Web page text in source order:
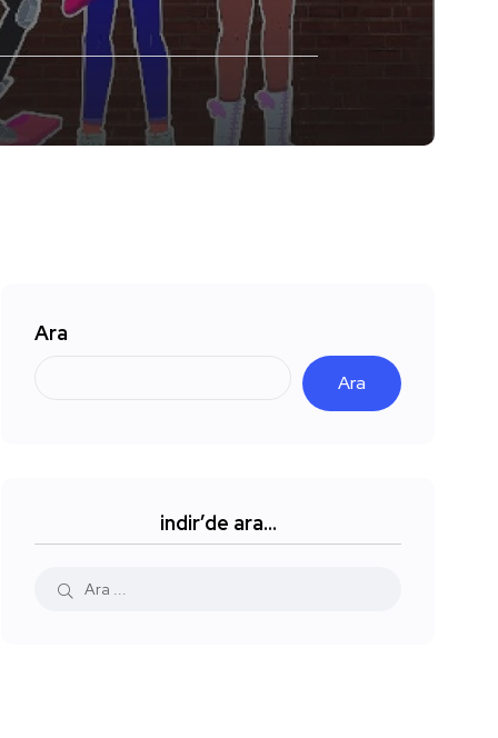
Ara
Ara
indir’de ara…